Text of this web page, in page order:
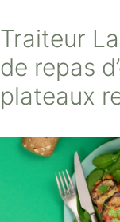
Traiteur
de repas
plateaux